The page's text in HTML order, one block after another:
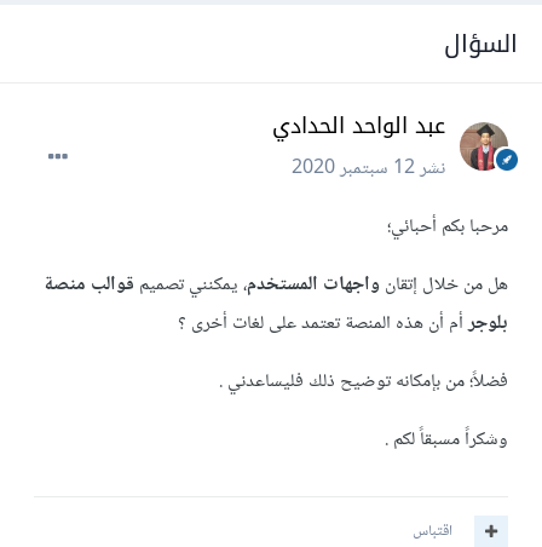
السؤال
عبد الواحد الحدادي
نشر12 سبتمبر 2020
مرحبا بكم أحبائي؛
هل من خلال إتقان واجهات المستخدم، يمكنني تصميم قوالب منصة
بلوجرأم أن هذه المنصة تعتمد على لغات أخرى ؟
فضلاً؛ من بإمكانه توضيح ذلك فليساعدني .
وشكراً مسبقاً لكم .
اقتباس